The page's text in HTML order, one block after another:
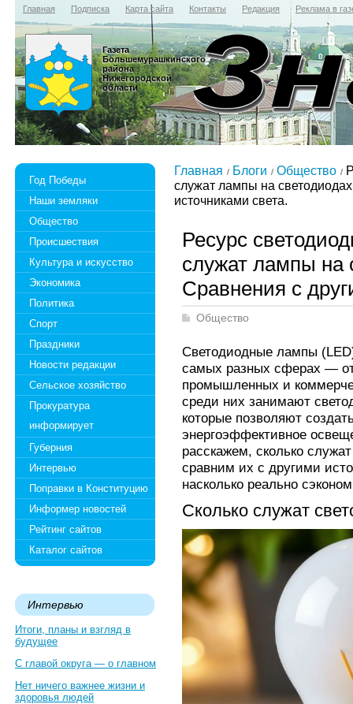
Главная Подписка Карта сайта Контакты Редакция Реклама в
Газета
Большемурашкинского
района
Нижегородской
области
Год Победы
Наши земляки
Общество
Происшествия
Культура и искусство
Экономика
Политика
Спорт
Праздники
Новости редакции
Сельское хозяйство
Прокуратура
информирует
Губерния
Интервью
Поправки в Конституцию
Информер новостей
Рейтинг сайтов
Каталог сайтов
Интервью
Итоги, планы и взгляд в
будущее
С главой округа — о главном
Нет ничего важнее жизни и
здоровья людей
Главная Блоги Общество
служат лампы на
источниками света.
Ресурс
служат лампы на
Сравнения с
Общество
Светодиодные лампы
самых разных сферах —
промышленных и
среди них занимают
которые позволяют
энергоэффективное
расскажем, сколько
сравним их с другими
насколько реально
Сколько служат